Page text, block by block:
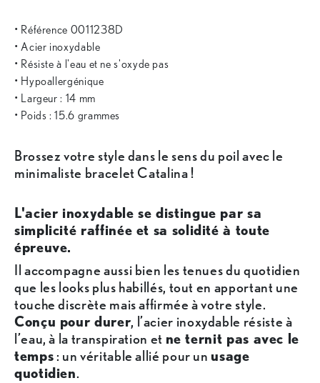
• Référence 0011238D
• Acier inoxydable
• Résiste à l'eau et ne s'oxyde pas
• Hypoallergénique
• Largeur : 14 mm
• Poids : 15.6 grammes
Brossez votre style dans le sens du poil avec le
minimaliste bracelet Catalina !
L'acier inoxydable se distingue par sa
simplicité raffinée et sa solidité à toute
épreuve.
Il accompagne aussi bien les tenues du quotidien
que les looks plus habillés, tout en apportant une
touche discrète mais affirmée à votre style.
Conçu pour durer, l’acier inoxydable résiste à
l’eau, à la transpiration et ne ternit pas avec le
temps : un véritable allié pour un usage
quotidien.